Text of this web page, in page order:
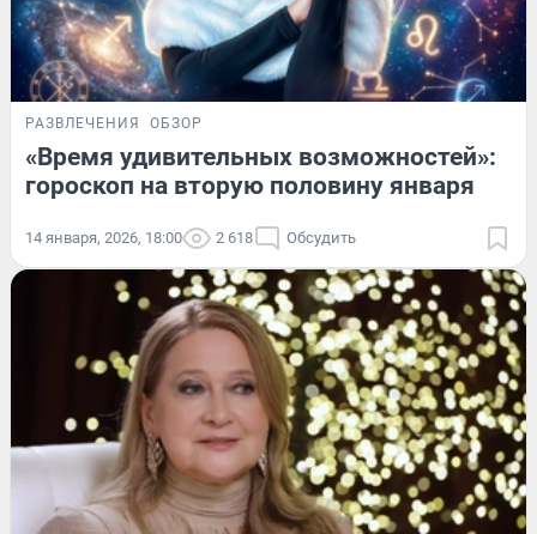
РАЗВЛЕЧЕНИЯ ОБЗОР
«Время удивительных возможностей»:
гороскоп на вторую половину января
14 января, 2026, 18:00 2 618 Обсудить